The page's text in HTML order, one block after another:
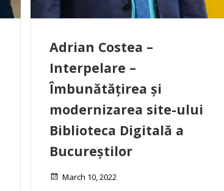
Adrian Costea –
Interpelare –
Îmbunătățirea și
modernizarea site-ului
Biblioteca Digitală a
Bucureștilor
March 10, 2022